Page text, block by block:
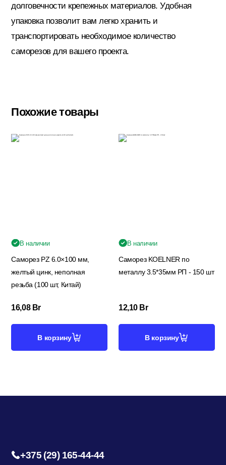
долговечности крепежных материалов. Удобная
упаковка позволит вам легко хранить и
транспортировать необходимое количество
саморезов для вашего проекта.
Похожие товары
В наличии
Саморез PZ 6.0×100 мм,
желтый цинк, неполная
резьба (100 шт, Китай)
16,08 Br
В корзину
В наличии
Саморез KOELNER по
металлу 3.5*35мм РП - 150 шт
12,10 Br
В корзину
+375 (29) 165-44-44